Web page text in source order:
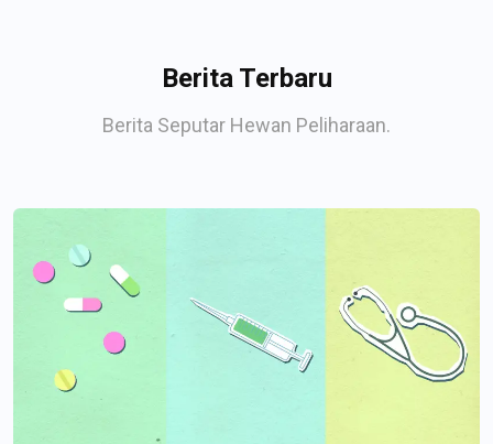
Berita Terbaru
Berita Seputar Hewan Peliharaan.